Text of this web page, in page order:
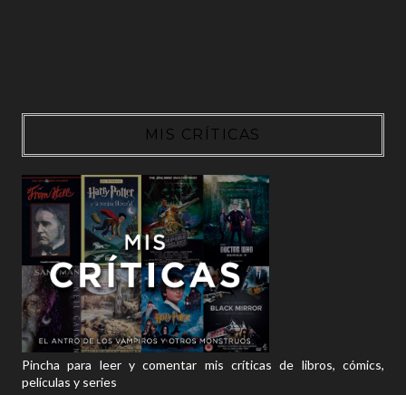
MIS CRÍTICAS
Pincha para leer y comentar mis críticas de libros, cómics,
películas y series